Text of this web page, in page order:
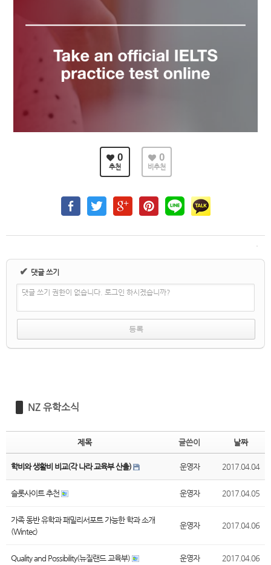
0
추천
0
비추천
✔ 댓글 쓰기
댓글 쓰기 권한이 없습니다. 로그인 하시겠습니까?
NZ 유학소식
제목 글쓴이 날짜
학비와 생활비 비교(각 나라 교육부 산출) 운영자 2017.04.04
슬롯사이트 추천 운영자 2017.04.05
가족 동반 유학과 패밀리서포트 가능한 학과 소개
(Wintec)
운영자 2017.04.06
Quality and Possibility(뉴질랜드 교육부) 운영자 2017.04.06